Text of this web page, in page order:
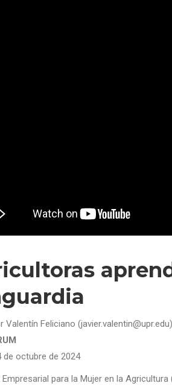
Valentín Feliciano (javier.valentin@upr.edu)
de octubre de 2024
Empresarial para la Mujer en la